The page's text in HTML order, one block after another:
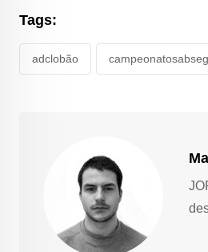
Tags:
adclobão campeonatosabseg